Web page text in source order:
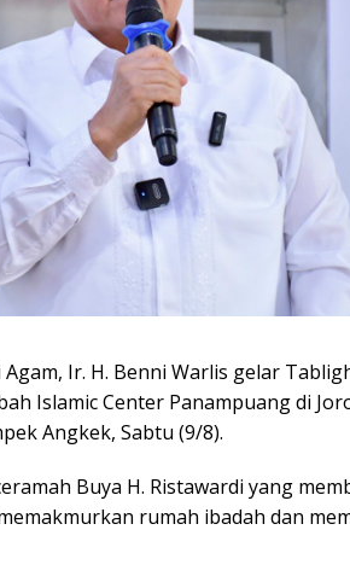
Agam, Ir. H. Benni Warlis gelar
Islamic Center Panampuang di
Angkek, Sabtu (9/8).
Buya H. Ristawardi yang
rumah ibadah dan